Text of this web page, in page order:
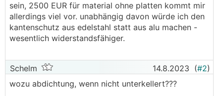
sein, 2500 EUR für material ohne platten kommt mir
allerdings viel vor. unabhängig davon würde ich den
kantenschutz aus edelstahl statt aus alu machen -
wesentlich widerstandsfähiger.
Schelm 14.8.2023 (#2)
wozu abdichtung, wenn nicht unterkellert???